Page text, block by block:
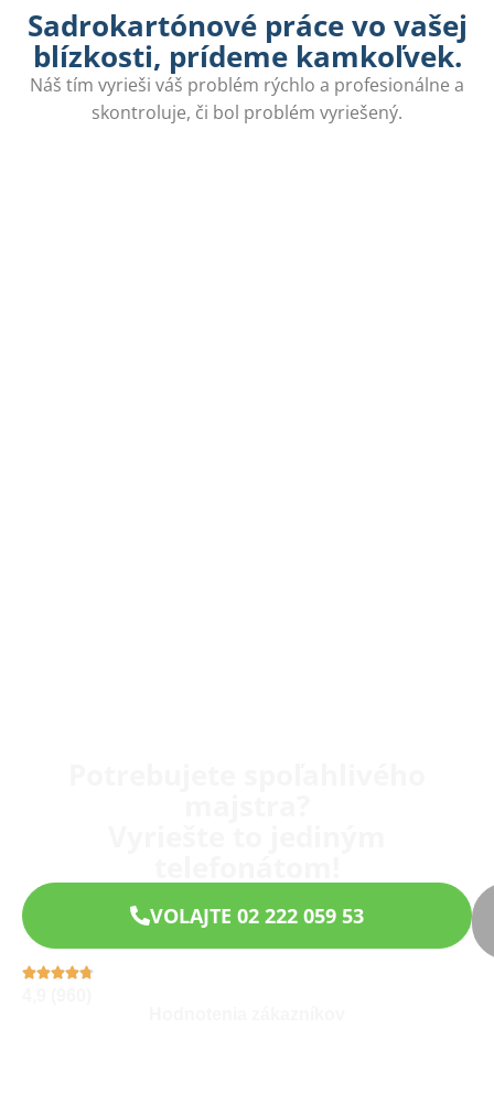
Sadrokartónové práce vo vašej
blízkosti, prídeme kamkoľvek.
Náš tím vyrieši váš problém rýchlo a profesionálne a
skontroluje, či bol problém vyriešený.
VOLAJTE 02 222 059 53